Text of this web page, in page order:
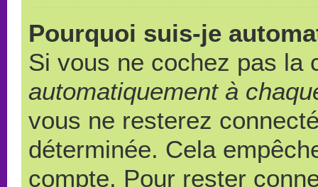
Pourquoi suis-je
Si vous ne cochez pas la
automatiquement à
vous ne resterez
déterminée. Cela
compte. Pour rester